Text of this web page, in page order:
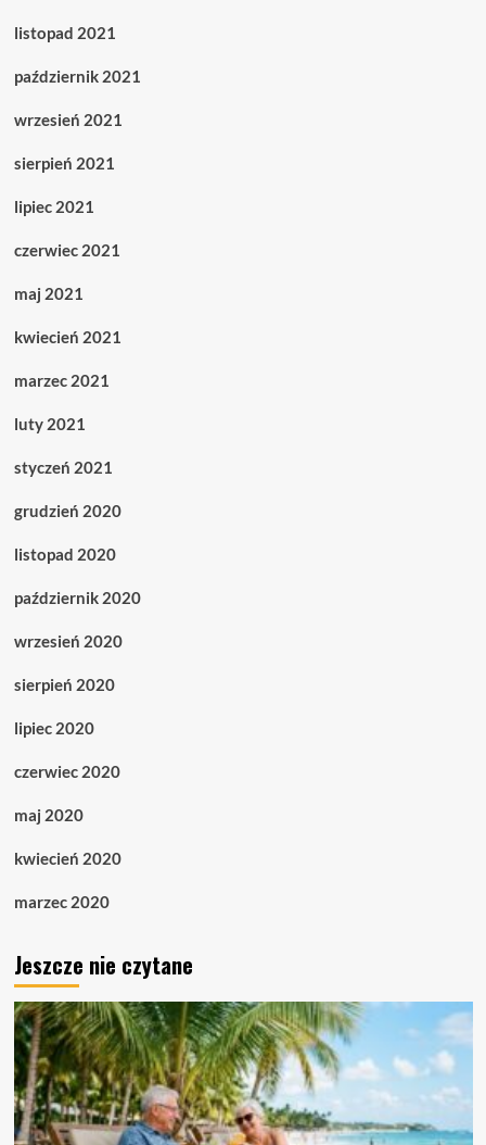
listopad 2021
październik 2021
wrzesień 2021
sierpień 2021
lipiec 2021
czerwiec 2021
maj 2021
kwiecień 2021
marzec 2021
luty 2021
styczeń 2021
grudzień 2020
listopad 2020
październik 2020
wrzesień 2020
sierpień 2020
lipiec 2020
czerwiec 2020
maj 2020
kwiecień 2020
marzec 2020
Jeszcze nie czytane